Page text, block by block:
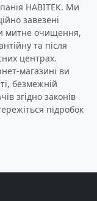
НАВІТЕК. Ми
завезені
митне очищення,
та після
центрах.
магазині ви
безмежній
згідно законів
підробок